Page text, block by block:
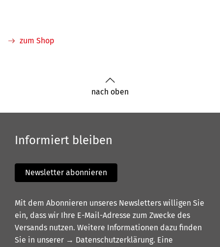
zum Shop
nach oben
Informiert bleiben
Newsletter abonnieren
Mit dem Abonnieren unseres Newsletters willigen Sie
ein, dass wir Ihre E-Mail-Adresse zum Zwecke des
Versands nutzen. Weitere Informationen dazu finden
Sie in unserer → Datenschutzerklärung. Eine